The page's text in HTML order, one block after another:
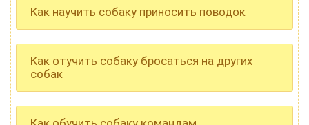
Как научить собаку приносить поводок
Как отучить собаку бросаться на других
собак